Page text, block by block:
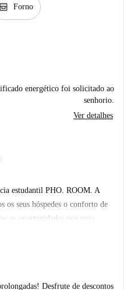
oven_gen Forno
energético foi solicitado ao
senhorio.
Ver detalhes
estudantil PHO. ROOM. A
os seus hóspedes o conforto de
as oportunidades que uma
oferecer, tanto do ponto de vista
alérgenos, vírus, bactérias e
Desfrute de descontos